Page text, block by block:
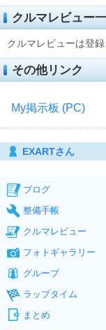
クルマレビュー
クルマレビューは登録
その他リンク
My掲示板 (PC)
EXARTさん
ブログ
整備手帳
クルマレビュー
フォトギャラリー
グループ
ラップタイム
まとめ